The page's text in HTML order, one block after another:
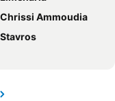
Ammoudia